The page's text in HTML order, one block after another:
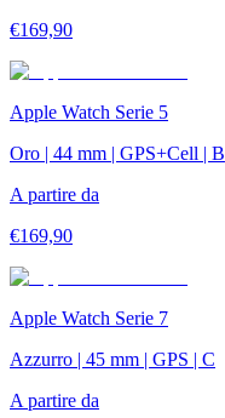
€169,90
Apple Watch Serie 5
Oro | 44 mm | GPS+Cell | B
A partire da
€169,90
Apple Watch Serie 7
Azzurro | 45 mm | GPS | C
A partire da